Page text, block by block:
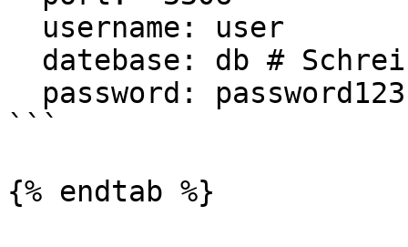
```
{% endtab %}